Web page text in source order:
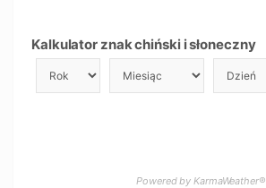
Kalkulator znak chiński i słoneczny
Powered by KarmaWeather®